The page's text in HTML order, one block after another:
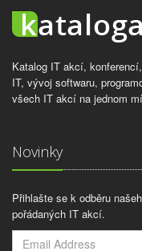
Katalog IT akcí,
IT, vývoj softwaru,
všech IT akcí na jednom
Novinky
Přihlašte se k odběru
pořádaných IT akcí.